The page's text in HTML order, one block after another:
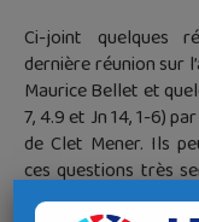
Ci-joint quelques
dernière réunion sur
Maurice Bellet et
7, 4.9 et Jn 14, 1-6)
de Clet Mener. Ils
ces questions très
de vie et éclairer